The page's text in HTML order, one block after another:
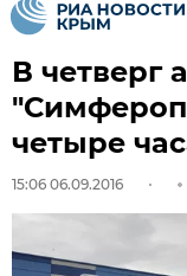
В четверг
четыре
15:06 06.09.2016